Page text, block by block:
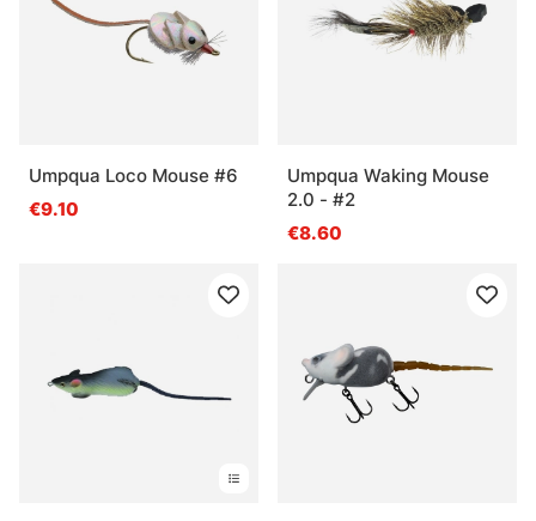
Umpqua Loco Mouse #6
€9.10
Umpqua Waking Mouse
2.0 - #2
€8.60